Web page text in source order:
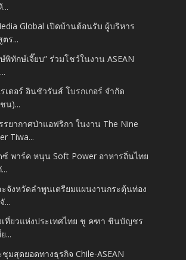
Global เปิดบ้านต้อนรับ ผู้บริหาร
ร...
พิทักษ์เจี๊ยบ” ร่วมโชว์ในงาน ASEAN
เดอร์ อินชัวรันส์ โบรกเกอร์ จำกัด
น)...
รยากาศป่าแอฟริกา ในงาน The Nine
Tiwa...
ซ์ พาร์ค หนุน Soft Power อาหารถิ่นไทย
จังหวัดลำพูนเตรียมแผนงานกระตุ้นท่อง
...
เที่ยวแห่งประเทศไทย ชู คฑา ชินบัญชร
...
ชุมสุดยอดทางธุรกิจ Chile-ASEAN